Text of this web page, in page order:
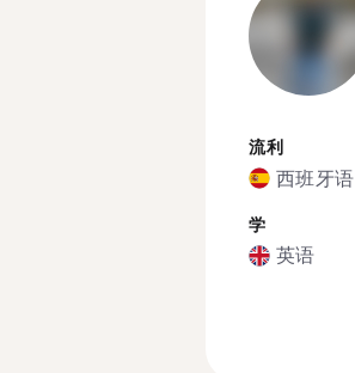
流利
西班牙语
学
英语